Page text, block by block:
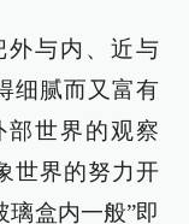
与内、近与
细腻而又富有
世界的观察
世界的努力开
璃盒内一般”即